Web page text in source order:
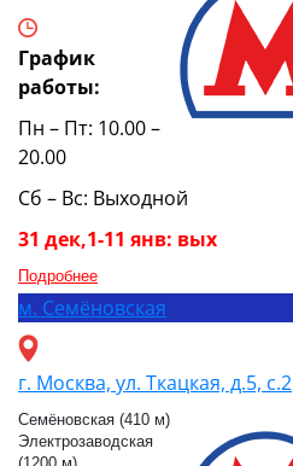
График
работы:
Пн – Пт: 10.00 –
20.00
Сб – Вс: Выходной
31 дек,1-11 янв: вых
Подробнее
м. Семёновская
г. Москва, ул. Ткацкая, д.5, с.2
Семёновская (410 м)
Электрозаводская